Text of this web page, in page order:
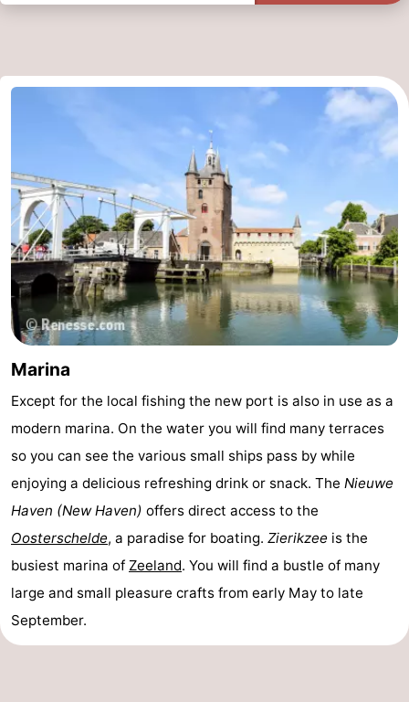
Contact
Marina
Except for the local fishing the new port is also in use as a
modern marina. On the water you will find many terraces
so you can see the various small ships pass by while
enjoying a delicious refreshing drink or snack. The Nieuwe
Haven (New Haven) offers direct access to the
Oosterschelde, a paradise for boating. Zierikzee is the
busiest marina of Zeeland. You will find a bustle of many
large and small pleasure crafts from early May to late
September.